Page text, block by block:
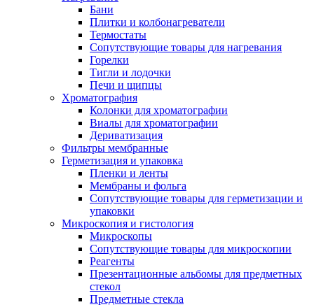
Бани
Плитки и колбонагреватели
Термостаты
Сопутствующие товары для нагревания
Горелки
Тигли и лодочки
Печи и щипцы
Хроматография
Колонки для хроматографии
Виалы для хроматографии
Дериватизация
Фильтры мембранные
Герметизация и упаковка
Пленки и ленты
Мембраны и фольга
Сопутствующие товары для герметизации и
упаковки
Микроскопия и гистология
Микроскопы
Сопутствующие товары для микроскопии
Реагенты
Презентационные альбомы для предметных
стекол
Предметные стекла